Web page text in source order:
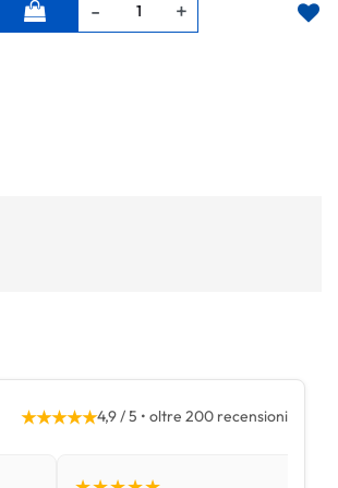
★★★★★4,9 / 5 • oltre 200 recensioni